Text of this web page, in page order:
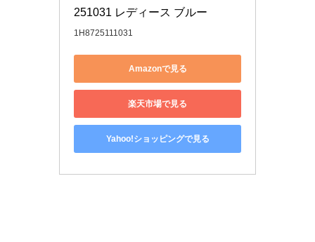
251031 レディース ブルー
1H8725111031
Amazonで見る
楽天市場で見る
Yahoo!ショッピングで見る